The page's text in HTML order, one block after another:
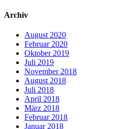
Archiv
August 2020
Februar 2020
Oktober 2019
Juli 2019
November 2018
August 2018
Juli 2018
April 2018
März 2018
Februar 2018
Januar 2018